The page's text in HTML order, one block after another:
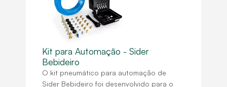
Kit para Automação - Sider
Bebideiro
O kit pneumático para automação de
Sider Bebideiro foi desenvolvido para o